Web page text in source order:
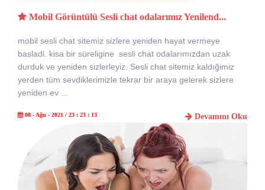
Mobil Görüntülü Sesli chat odalarımız Yenilend...
mobil sesli chat sitemiz sizlere yeniden hayat vermeye
basladi. kisa bir süreligine sesli chat odalarımızdan uzak
durduk ve yeniden sizlerleyiz. Sesli chat sitemiz kaldığimiz
yerden tüm sevdiklerimizle tekrar bir araya gelerek sizlere
yeniden ev ...
Devamını Oku
08 - Ağu - 2021 / 23 : 23 : 13